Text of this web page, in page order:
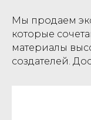
Мы продаем
которые
материалы
создателей.